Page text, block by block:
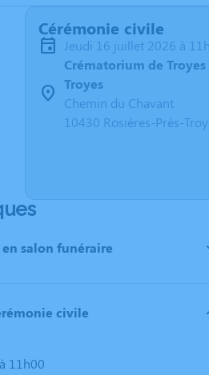
Cérémonie civile
jeudi 16 juillet 2026 à
Crématorium de
Troyes
Chemin du Chavant
10430 Rosières-Prés-
en salon funéraire
civile
11h00